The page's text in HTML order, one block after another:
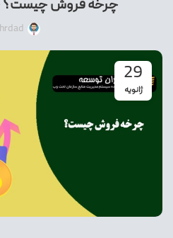
چرخه فروش چیست؟
29
ژانویه